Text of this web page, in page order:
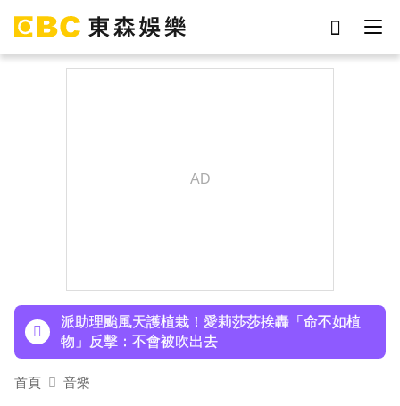
票」千萬贖金救不回
派助理颱風天護植栽！愛莉莎莎挨轟「命不如植
物」反擊：不會被吹出去
小24歲女友背景遭起底！姜厚任12點聲明「駁小
首頁 音樂